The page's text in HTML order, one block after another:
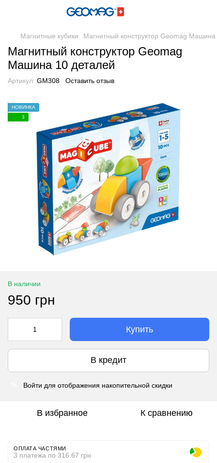
Магнитные кубики Магнитный конструктор Geomag
Магнитный конструктор Geomag
Машина 10 деталей
Артикул: GM308 Оставить отзыв
НОВИНКА
3
В наличии
950 грн
Купить
В кредит
Войти для отображения накопительной скидки
В избранное К сравнению
ОПЛАТА ЧАСТЯМИ
3 платежа по 316.67 грн